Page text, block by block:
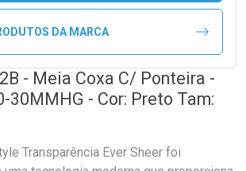
DA MARCA
- Meia Coxa C/ Ponteira -
30MMHG - Cor: Preto Tam:
Transparência Ever Sheer foi